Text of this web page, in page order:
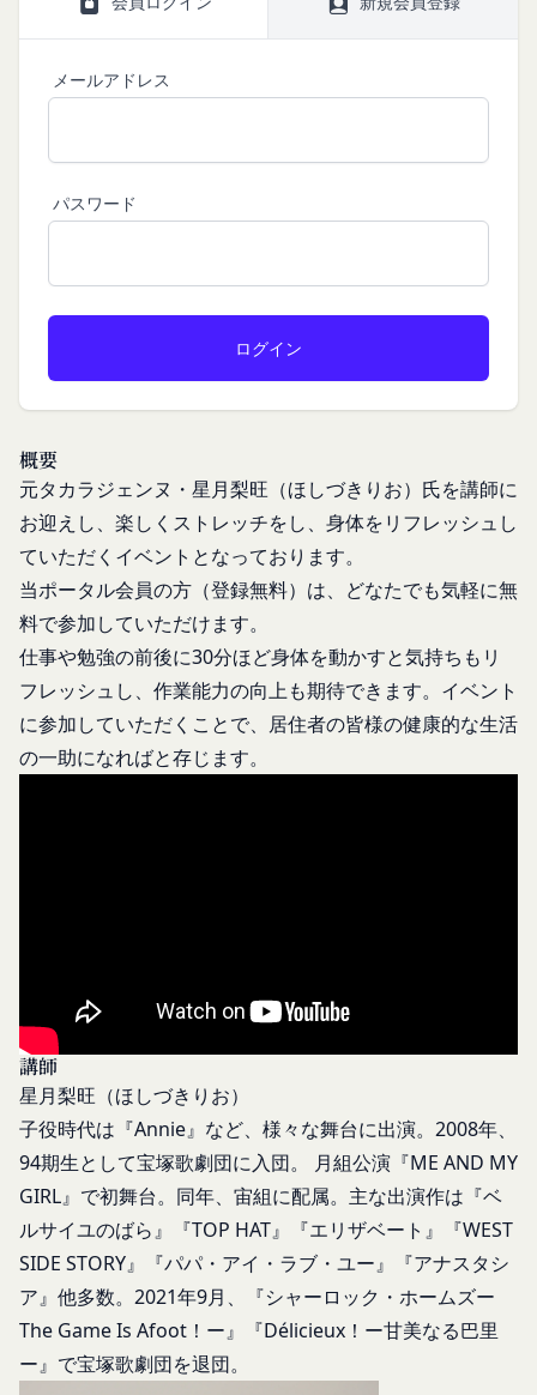
メールアドレス
パスワード
概要
元タカラジェンヌ・星月梨旺（ほしづきりお）氏を講師に
お迎えし、楽しくストレッチをし、身体をリフレッシュし
ていただくイベントとなっております。
当ポータル会員の方（登録無料）は、どなたでも気軽に無
料で参加していただけます。
仕事や勉強の前後に30分ほど身体を動かすと気持ちもリ
フレッシュし、作業能力の向上も期待できます。イベント
に参加していただくことで、居住者の皆様の健康的な生活
の一助になればと存じます。
講師
星月梨旺（ほしづきりお）
子役時代は『Annie』など、様々な舞台に出演。2008年、
94期生として宝塚歌劇団に入団。 月組公演『ME AND MY
GIRL』で初舞台。同年、宙組に配属。主な出演作は『ベ
ルサイユのばら』『TOP HAT』『エリザベート』『WEST
SIDE STORY』『パパ・アイ・ラブ・ユー』『アナスタシ
ア』他多数。2021年9月、『シャーロック・ホームズー
The Game Is Afoot！ー』『Délicieux！ー甘美なる巴里
ー』で宝塚歌劇団を退団。
当社は、お客様が当社のサービスの登録手続を行う
す。）をご提供いただく場合があります。
情報
入力フォームその他当社が定める方法を通じてお客
当社が各サービスにおいて取得すると定めた情報
端末情報
お客様が、端末または携帯端末上で当社のサービス
客様が端末に関連付けた名前、端末の種類、電話番
号、国、およびユーザー名、もしくはメールアドレ
スなど、お客様が提供することを選択したその他の
あらゆる情報を取得する場合があります。
位置情報
お客様が、端末または携帯端末上で当社のサービス
を利用し、そこで位置情報を提供することを認めた
場合、当社は、お客様の位置情報を取得することが
あります。通常はお客様のブラウザや端末の設定に
より無効にすることができますが、無効にした場合
報も取得することがあります。
外部サービスとの連携により取得する情報
外部サービスのプライバシー設定によりお客様が提
携先に開示を認めた情報を取得することがありま
す。
取得した個人情報等の利用目的
当社は、お客様からご提供いただいたお客様情報
を、当社各サービスの利用規約において定める利用
目的の範囲内で利用します。
Cookie（クッキー）について
当社は、お客様にとってより使いやすく、より価値
ある情報を提供するためにCookie(以下「クッキ
携により利用できるすべてのサービスをいいます。
「利用者」
「登録希望者」
本サービスの利用を希望する法人、団体、個人をい
います。
「会員登録」
第4条に規定する方法に従って、登録希望者が行う
本サービスの利用登録をいいます。
「登録情報」
登録希望者及び利用者が会員登録時に登録した当社
が定める情報、本サービス利用中に当社が必要と判
断して登録を求めた情報及びこれらの情報について
別するために用いられる符号をいいます。
「提携パートナー」
当社との間で締結する契約に基づき、本サービスと
提携するサービス（以下「提携サービス」といいま
す。）を提供し、又はその運営を行う者をいいま
す。
第2条（総則・適用範囲）
本規約は、会員と当社間において本サービスの利用
に関し適用され、登録手続き完了後の本サービスの
提供条件及び当社と会員との権利義務関係を定める
ものです。
当社が、当社ウェブサイト上に本サービスに関する
個別規定や追加規定を掲載する場合、又は第11条
に定める方法により本サービスに関するルール等を
Amazonギフト券の利用方法に関しましては、Amazon の
カスタマーサポート(0120-999-373 / 24時間対応) までお
こちら
をご確認ください。